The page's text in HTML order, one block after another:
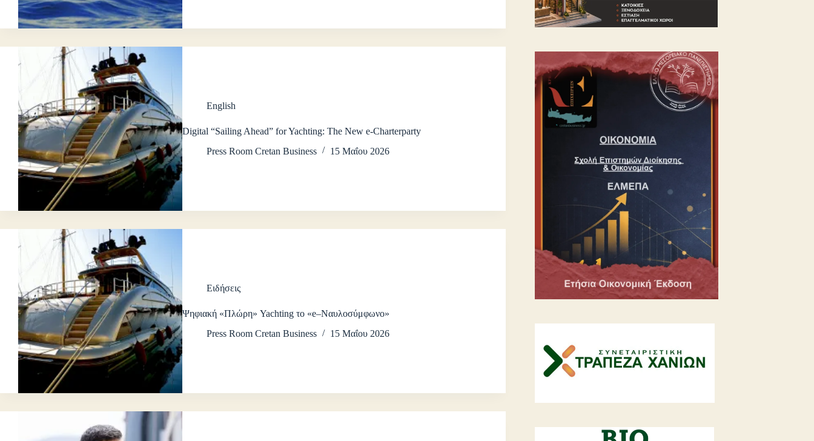
English
Digital “Sailing Ahead” for Yachting: The New e‑Charterparty
Press Room Cretan Business
15 Μαΐου 2026
Ειδήσεις
Ψηφιακή «Πλώρη» Yachting το «e–Ναυλοσύμφωνο»
Press Room Cretan Business
15 Μαΐου 2026